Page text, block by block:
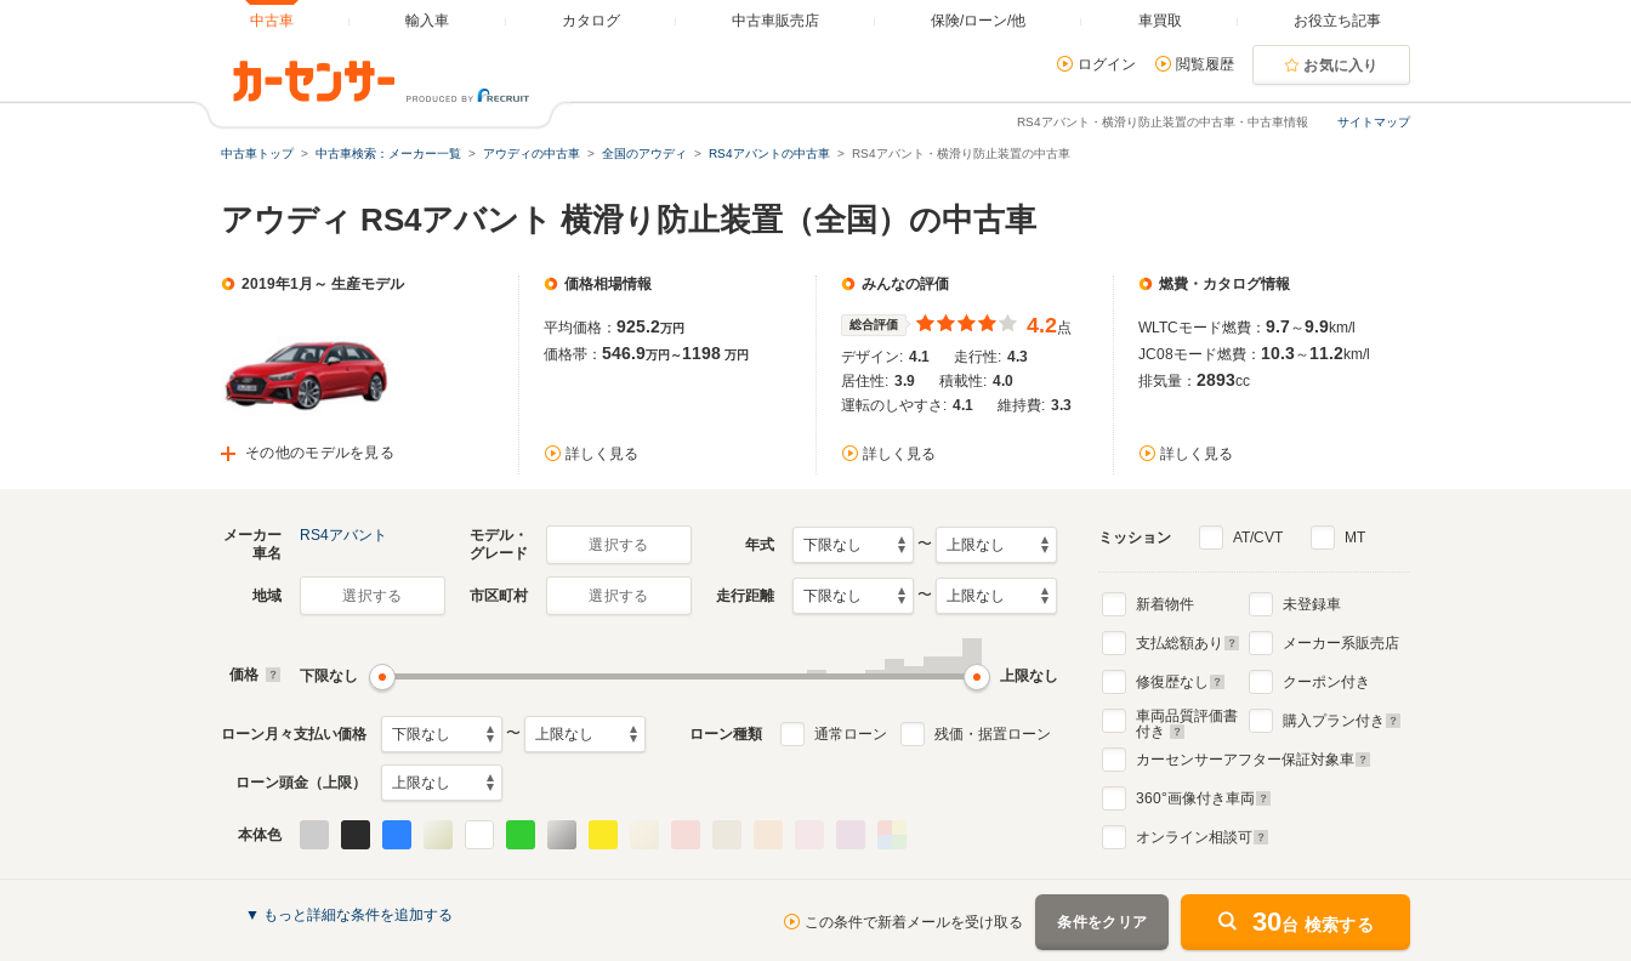
中古車 輸入車 カタログ 中古車販売店 保険/ローン/他 車買取 お役立ち記事
ログイン 閲覧履歴 お気に入り
サイトマップ
RS4アバント・横滑り防止装置の中古車・中古車情報
中古車トップ 中古車検索：メーカー一覧 アウディの中古車 全国のアウディ RS4アバントの中古車 RS4アバント・横滑り防止装置の中古車
アウディ RS4アバント 横滑り防止装置（全国）の中古車
2019年1月～ 生産モデル
その他のモデルを見る
価格相場情報
平均価格： 925.2万円
価格帯： 546.9万円～1198 万円
詳しく見る
みんなの評価
総合評価 4.2点
デザイン: 4.1 走行性: 4.3
居住性: 3.9 積載性: 4.0
運転のしやすさ: 4.1 維持費: 3.3
詳しく見る
燃費・カタログ情報
WLTCモード燃費： 9.7～9.9km/l
JC08モード燃費： 10.3～ 11.2km/l
排気量： 2893cc
詳しく見る
生産モデル
RS4アバントのカタログを見る
メーカー
車名
RS4アバント
モデル・
グレード
選択する 年式 〜
地域 選択する 市区町村 選択する 走行距離 〜
価格 下限なし 上限なし
ローン月々支払い価格 〜 ローン種類 通常ローン 残価・据置ローン
ローン頭金（上限）
本体色
ミッション AT/CVT MT
新着物件
支払総額あり
修復歴なし
車両品質評価書
付き
未登録車
メーカー系販売店
クーポン付き
購入プラン付き
カーセンサーアフター保証対象車
360°画像付き車両
オンライン相談可
▼ もっと詳細な条件を追加する この条件で新着メールを受け取る 条件をクリア 30台 検索する